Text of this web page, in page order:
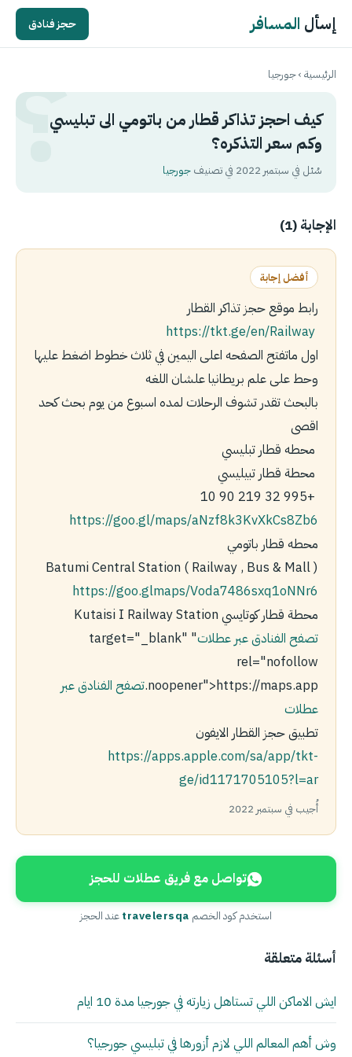
إسأل المسافر حجز فنادق
الرئيسية›جورجيا
كيف احجز تذاكر قطار من باتومي الى تبليسي
وكم سعر التذكره؟
سُئل في سبتمبر 2022 في تصنيف جورجيا
الإجابة (1)
أفضل إجابة
رابط موقع حجز تذاكر القطار
https://tkt.ge/en/Railway
اول ماتفتح الصفحه اعلى اليمين في ثلاث خطوط اضغط عليها
وحط على علم بريطانيا علشان اللغه
بالبحث تقدر تشوف الرحلات لمده اسبوع من يوم بحث كحد
اقصى
محطه قطار تبليسي
محطة قطار تبيليسي
+995 32 219 90 10
https://goo.gl/maps/aNzf8k3KvXkCs8Zb6
محطه قطار باتومي
Batumi Central Station ( Railway , Bus & Mall )
https://goo.glmaps/Voda7486sxq1oNNr6
محطة قطار كوتايسي Kutaisi I Railway Station
تصفح الفنادق عبر عطلات " target="_blank"
rel="nofollow
noopener">https://maps.app. تصفح الفنادق عبر
عطلات
تطبيق حجز القطار الايفون
https://apps.apple.com/sa/app/tkt-
ge/id1171705105?l=ar
أُجيب في سبتمبر 2022
تواصل مع فريق عطلات للحجز
استخدم كود الخصم travelersqaعند الحجز
أسئلة متعلقة
ايش الاماكن اللي تستاهل زيارته في جورجيا مدة 10 ايام
وش أهم المعالم اللي لازم أزورها في تبليسي جورجيا؟